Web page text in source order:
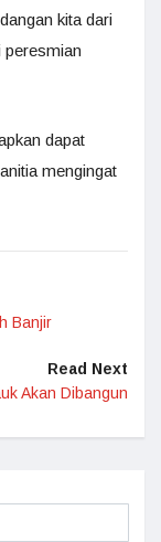
kita dari
peresmian
dapat
mengingat
Banjir
Read Next
Akan Dibangun